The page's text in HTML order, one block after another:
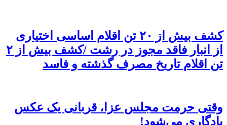
کشف بیش از ۲۰ تن اقلام اساسی اختیاری
از انبار فاقد مجوز در رشت /کشف بیش از ۲
تن اقلام تاریخ مصرف گذشته و فاسد
وقتی حرمت مجلس عزا، قربانی یک عکس
یادگاری می‌شود!